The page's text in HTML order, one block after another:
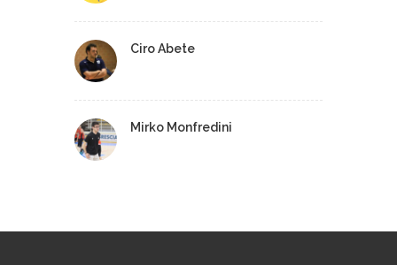
Ciro Abete
Mirko Monfredini